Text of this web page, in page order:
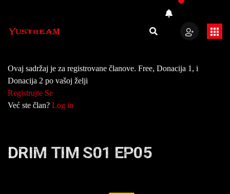
Ovaj sadržaj je za registrovane članove. Free, Donacija 1, i
Donacija 2 po vašoj želji
Registrujte Se
Već ste član? Log in
DRIM TIM S01 EP05